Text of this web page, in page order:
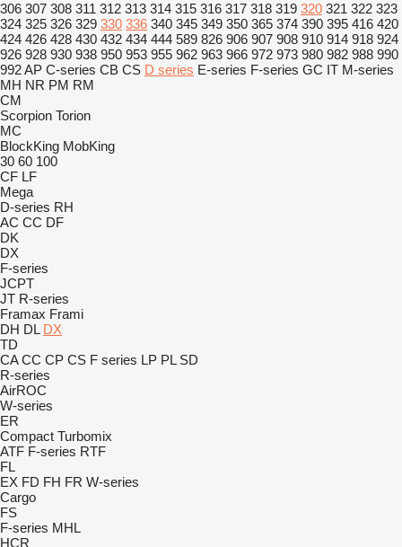
306 307 308 311 312 313 314 315 316 317 318 319 320 321 322 323
324 325 326 329 330 336 340 345 349 350 365 374 390 395 416 420
424 426 428 430 432 434 444 589 826 906 907 908 910 914 918 924
926 928 930 938 950 953 955 962 963 966 972 973 980 982 988 990
992AP C-series CB CS D series E-series F-series GC IT M-series
MH NR PM RM
CM
Scorpion Torion
MC
BlockKing MobKing
30 60 100
CF LF
Mega
D-series RH
AC CC DF
DK
DX
F-series
JCPT
JT R-series
Framax Frami
DH DL DX
TD
CA CC CP CS F series LP PL SD
R-series
AirROC
W-series
ER
Compact Turbomix
ATF F-series RTF
FL
EX FD FH FR W-series
Cargo
FS
F-series MHL
HCR